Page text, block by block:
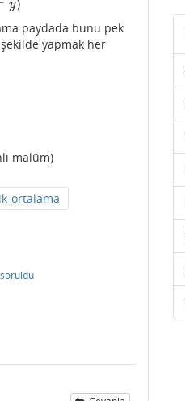
y)
paydada bunu pek
yapmak her
malûm)
ortalama
soruldu